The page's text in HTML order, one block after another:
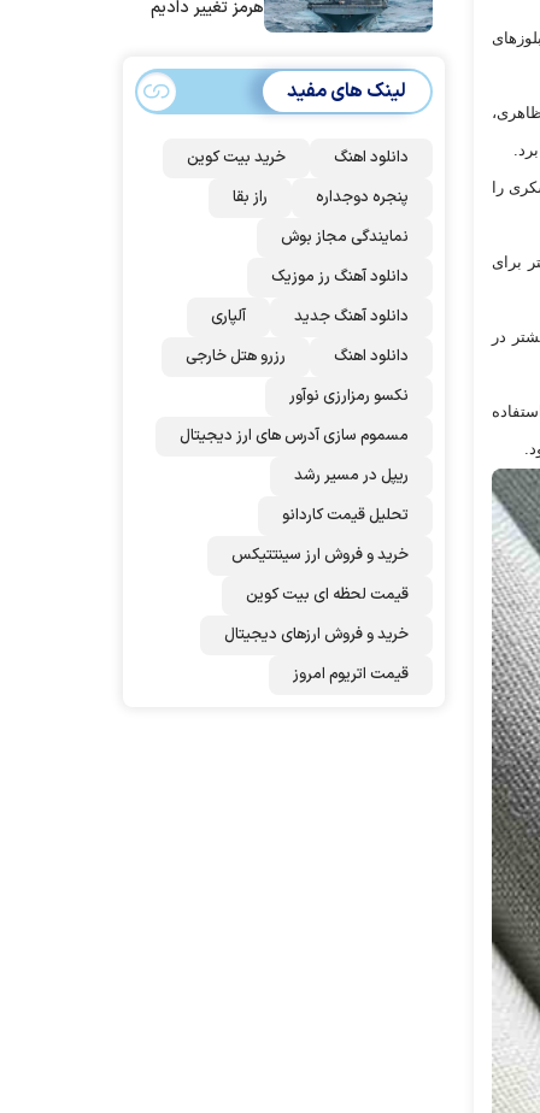
را
برای
در
هرمز تغییر دادیم
لینک های مفید
دانلود اهنگ
خرید بیت کوین
پنجره دوجداره
راز بقا
نمایندگی مجاز بوش
دانلود آهنگ رز‌ موزیک
دانلود آهنگ جدید
آلپاری
دانلود اهنگ
رزرو هتل خارجی
نکسو رمزارزی نوآور
مسموم سازی آدرس های ارز دیجیتال
ریپل در مسیر رشد
تحلیل قیمت کاردانو
خرید و فروش ارز سینتتیکس
قیمت لحظه ای بیت کوین
خرید و فروش ارزهای دیجیتال
قیمت اتریوم امروز